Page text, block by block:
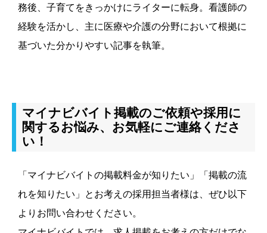
務後、子育てをきっかけにライターに転身。看護師の
経験を活かし、主に医療や介護の分野において根拠に
基づいた分かりやすい記事を執筆。
マイナビバイト掲載のご依頼や採用に
関するお悩み、お気軽にご連絡くださ
い！
「マイナビバイトの掲載料金が知りたい」「掲載の流
れを知りたい」とお考えの採用担当者様は、ぜひ以下
よりお問い合わせください。